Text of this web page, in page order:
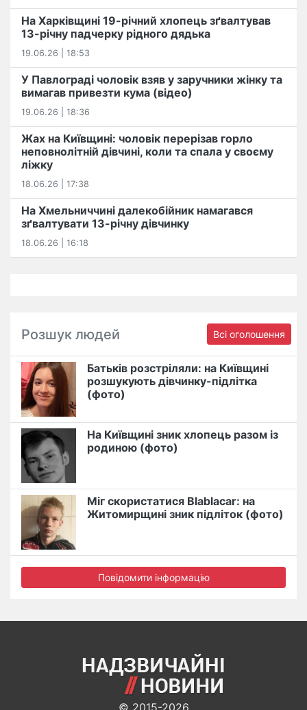
На Харківщині 19-річний хлопець​ ️зґвалтував
13-річну падчерку рідного дядька
19.06.26 | 18:53
У Павлограді чоловік взяв у заручники жінку та
вимагав привезти кума (відео)
19.06.26 | 18:36
Жах на Київщині: чоловік перерізав горло
неповнолітній дівчині, коли та спала у своєму
ліжку
18.06.26 | 17:38
На Хмельниччині далекобійник намагався
зґвалтувати 13-річну дівчинку
18.06.26 | 16:18
Розшук людей Всі оголошення
Батьків розстріляли: на Київщині
розшукують дівчинку-підлітка
(фото)
На Київщині зник хлопець разом із
родиною (фото)
Міг скористатися Blablacar: на
Житомирщині зник підліток (фото)
Повідомити інформацію
© 2015-2026